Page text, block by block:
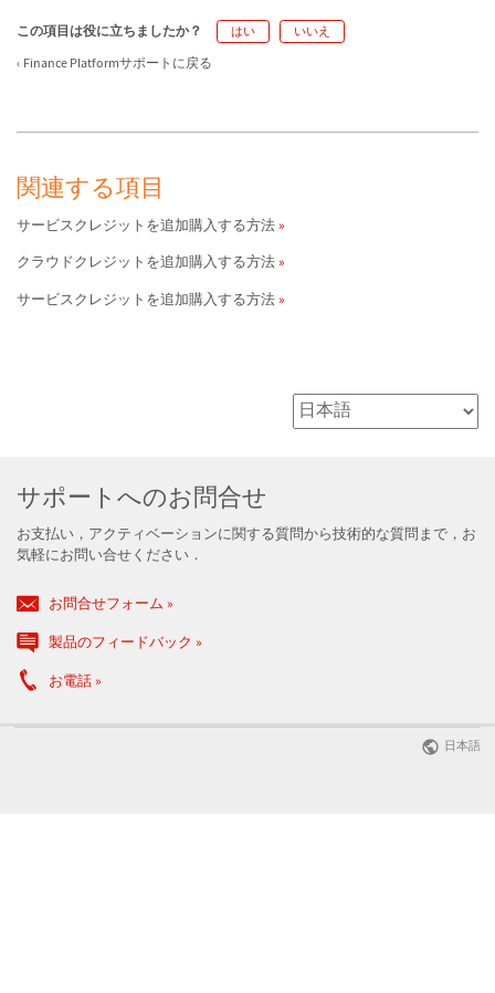
この項目は役に立ちましたか？ はい いいえ
Finance Platformサポートに戻る
関連する項目
サービスクレジットを追加購入する方法
クラウドクレジットを追加購入する方法
サービスクレジットを追加購入する方法
サポートへのお問合せ
お支払い，アクティベーションに関する質問から技術的な質問まで，お
気軽にお問い合せください．
お問合せフォーム
製品のフィードバック
お電話
日本語